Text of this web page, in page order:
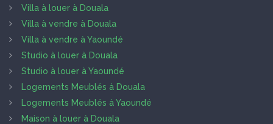
Villa à louer à Douala
Villa à vendre à Douala
Villa à vendre à Yaoundé
Studio à louer à Douala
Studio à louer à Yaoundé
Logements Meublés à Douala
Logements Meublés à Yaoundé
Maison à louer à Douala